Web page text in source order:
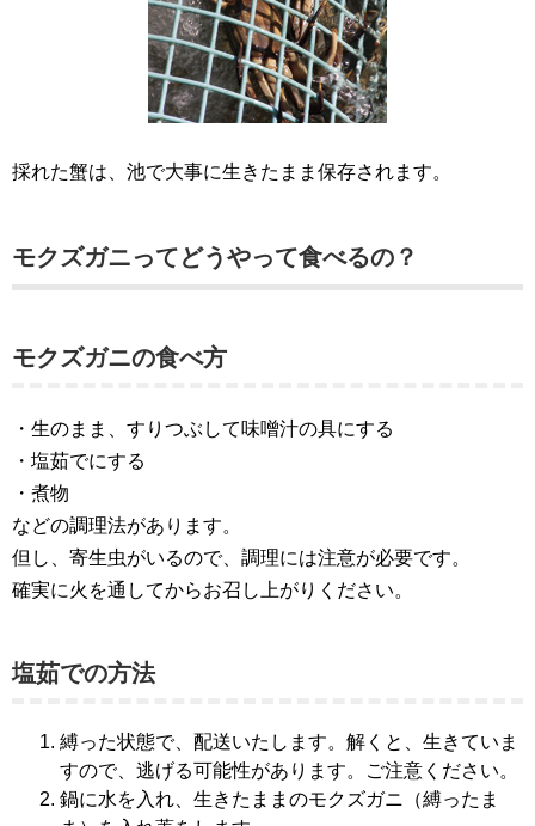
採れた蟹は、池で大事に生きたまま保存されます。
モクズガニってどうやって食べるの？
モクズガニの食べ方
・生のまま、すりつぶして味噌汁の具にする
・塩茹でにする
・煮物
などの調理法があります。
但し、寄生虫がいるので、調理には注意が必要です。
確実に火を通してからお召し上がりください。
塩茹での方法
縛った状態で、配送いたします。解くと、生きていま
すので、逃げる可能性があります。ご注意ください。
鍋に水を入れ、生きたままのモクズガニ（縛ったま